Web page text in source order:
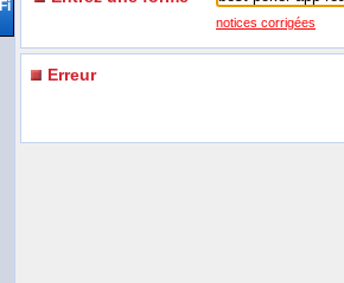
notices corrigées
Erreur